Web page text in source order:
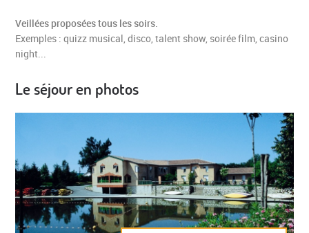
Veillées proposées tous les soirs.
Exemples : quizz musical, disco, talent show, soirée film, casino
night...
Le séjour en photos